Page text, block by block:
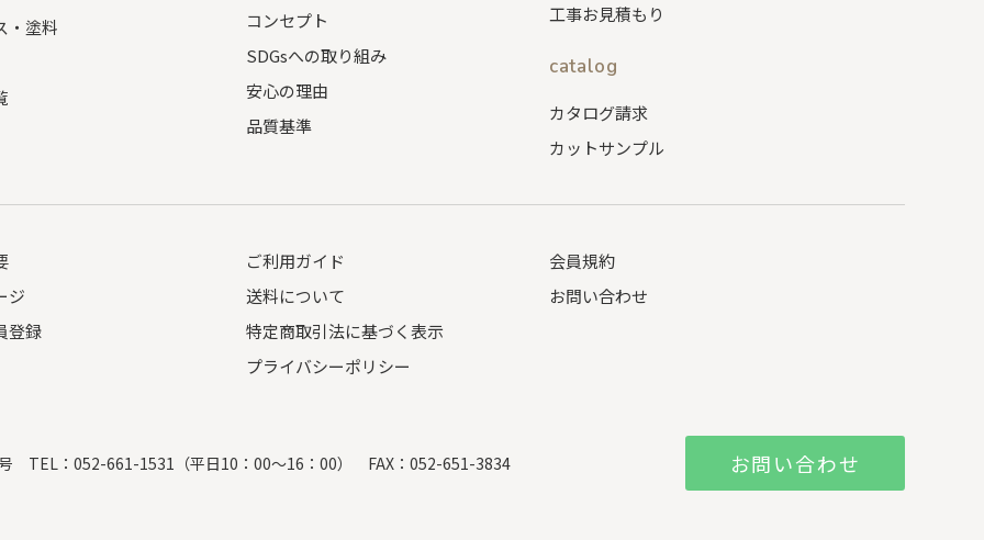
・塗料
コンセプト
SDGsへの取り組み
安心の理由
品質基準
工事お見積もり
catalog
カタログ請求
カットサンプル
ジ
登録
ご利用ガイド
送料について
特定商取引法に基づく表示
プライバシーポリシー
会員規約
お問い合わせ
TEL：052-661-1531（平日10：00～16：00） FAX：052-651-3834 お問い合わせ